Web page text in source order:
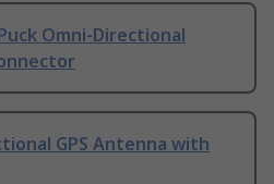
Omni-Directional
GPS Antenna with